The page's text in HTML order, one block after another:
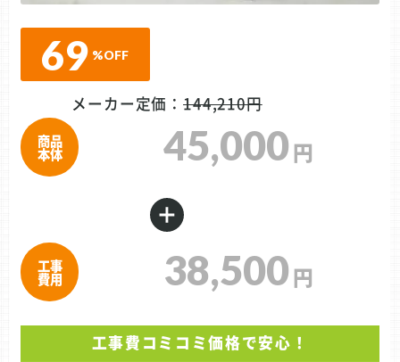
69 %OFF
メーカー定価：144,210円
商品
本体 45,000円
＋
工事
費用 38,500円
工事費コミコミ価格で安心！